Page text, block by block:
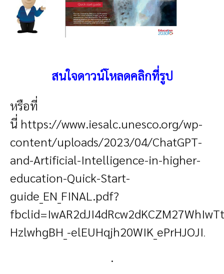
สนใจดาวน์โหลดคลิกที่รูป
หรือที่
นี่ https://www.iesalc.unesco.org/wp-
content/uploads/2023/04/ChatGPT-
and-Artificial-Intelligence-in-higher-
education-Quick-Start-
guide_EN_FINAL.pdf?
HzlwhgBH_-elEUHqjh20WIK_ePrHJOJI.
.